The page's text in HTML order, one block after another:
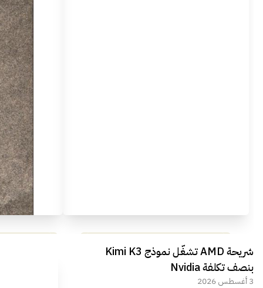
مراجعة شاملة لعملاق الألعاب
الجديد REDMAGIC 11 AIR
شريحة AMD تشغّل نموذج Kimi K3
بنصف تكلفة Nvidia
3 أغسطس 2026